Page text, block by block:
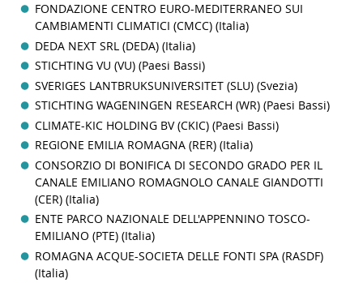
FONDAZIONE CENTRO EURO-MEDITERRANEO SUI
CAMBIAMENTI CLIMATICI (CMCC) (Italia)
DEDA NEXT SRL (DEDA) (Italia)
STICHTING VU (VU) (Paesi Bassi)
SVERIGES LANTBRUKSUNIVERSITET (SLU) (Svezia)
STICHTING WAGENINGEN RESEARCH (WR) (Paesi Bassi)
CLIMATE-KIC HOLDING BV (CKIC) (Paesi Bassi)
REGIONE EMILIA ROMAGNA (RER) (Italia)
CONSORZIO DI BONIFICA DI SECONDO GRADO PER IL
CANALE EMILIANO ROMAGNOLO CANALE GIANDOTTI
(CER) (Italia)
ENTE PARCO NAZIONALE DELL'APPENNINO TOSCO-
EMILIANO (PTE) (Italia)
ROMAGNA ACQUE-SOCIETA DELLE FONTI SPA (RASDF)
(Italia)